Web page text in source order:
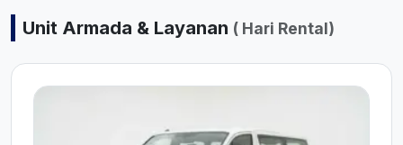
Unit Armada & Layanan ( Hari Rental)